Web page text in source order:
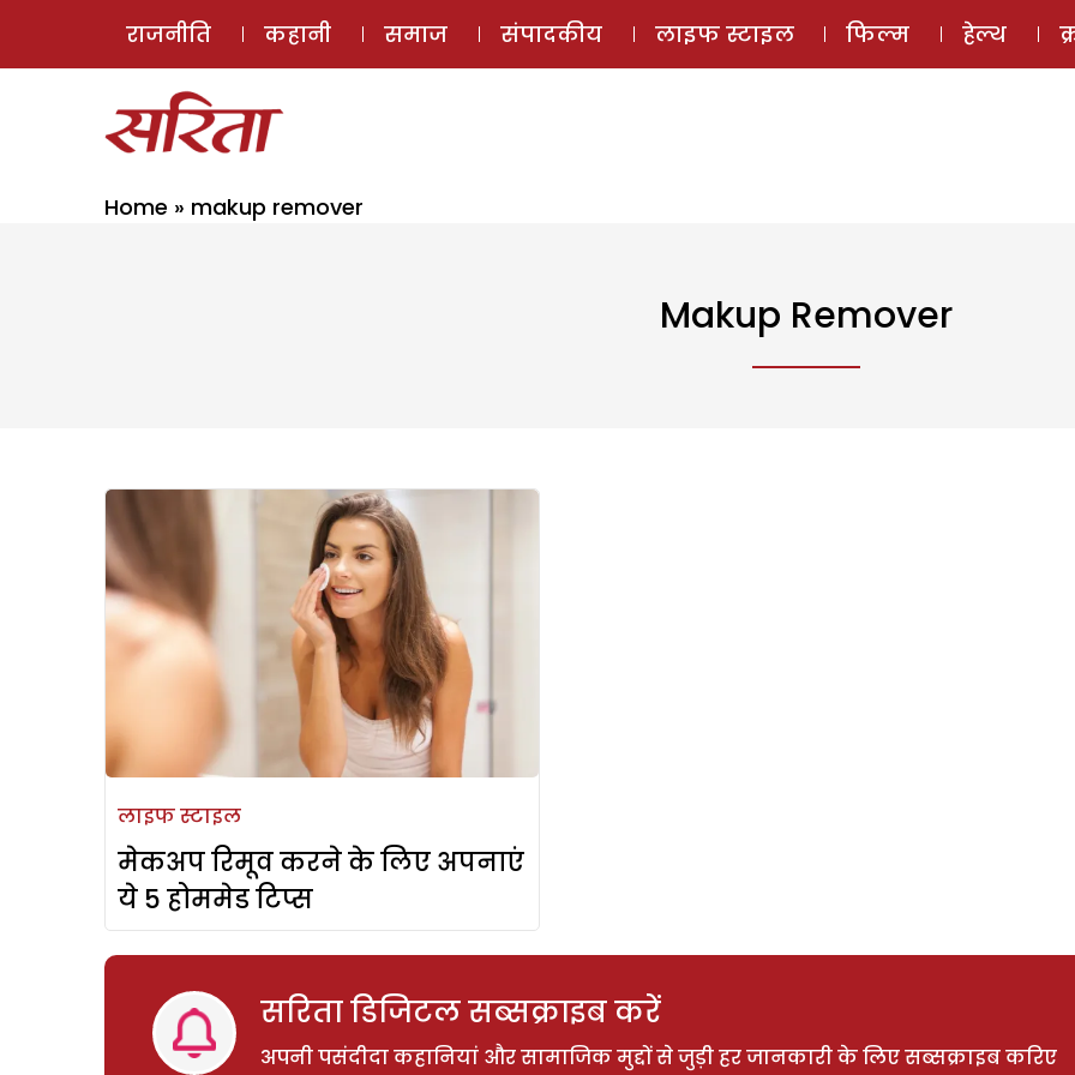
ई-मैगज़ीन
राजनीति कहानी समाज संपादकीय लाइफ स्टाइल फिल्म हेल्थ
Home » makup remover
Makup Remover
लाइफ स्टाइल
मेकअप रिमूव करने के लिए अपनाएं
ये 5 होममेड टिप्स
सरिता डिजिटल सब्सक्राइब करें
अपनी पसंदीदा कहानियां और सामाजिक मुद्दों से जुड़ी हर जानकारी के लिए सब्सक्राइब करिए